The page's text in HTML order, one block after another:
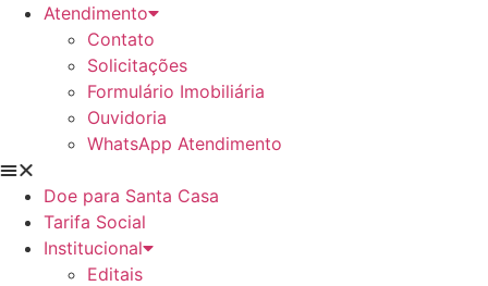
Atendimento
Contato
Solicitações
Formulário Imobiliária
Ouvidoria
WhatsApp Atendimento
Doe para Santa Casa
Tarifa Social
Institucional
Editais